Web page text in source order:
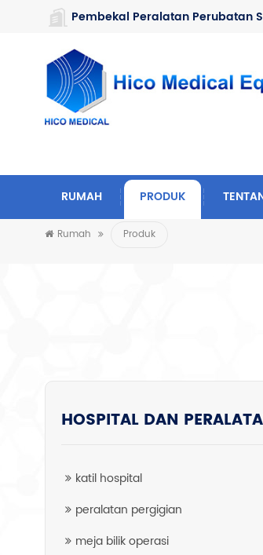
https://www.microsoft.com/en-us/microsoft-
Pembekal Peralatan Perubatan
RUMAH PRODUK
Rumah Produk
HOSPITAL DAN
katil hospital
peralatan pergigian
meja bilik operasi